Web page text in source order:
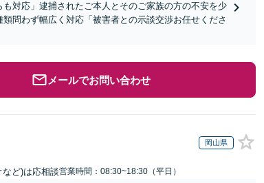
対応」逮捕されたご本人とそのご家族の方の不安を少
問わず幅広く対応「被害者との示談交渉お任せくださ
メールでお問い合わせ
岡山県
ど)は応相談営業時間：08:30~18:30（平日）